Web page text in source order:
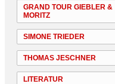
GRAND TOUR GIEBLER &
MORITZ
SIMONE TRIEDER
THOMAS JESCHNER
LITERATUR